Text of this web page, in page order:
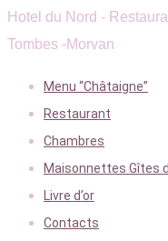
Hotel du Nord -
Tombes -Morvan
Menu “Châtaigne”
Restaurant
Chambres
Maisonnettes Gîtes
Livre d’or
Contacts